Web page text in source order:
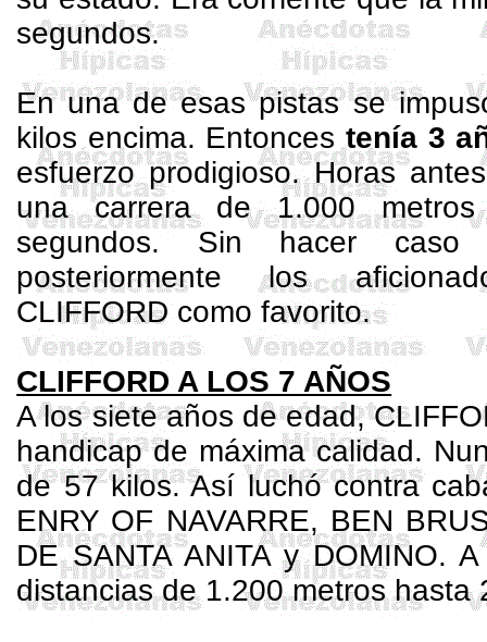
segundos.
En una de esas pistas se
kilos encima. Entoncestenía 3
esfuerzo prodigioso. Horas
una carrera de1.000 metros
segundos. Sin hacer
posteriormente los
CLIFFORD como favorito.
CLIFFORD A LOS 7 AÑOS
A los siete años de edad,
handicap de máxima calidad.
de 57 kilos. Así luchó contra
ENRY OF NAVARRE, BEN
DE SANTA ANITA y DOMINO.
distancias de1.200 metroshasta